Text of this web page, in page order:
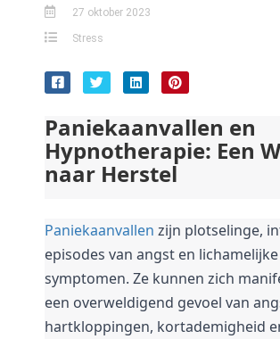
27 oktober 2023
Stress
Paniekaanvallen en
Hypnotherapie: Een
naar Herstel
Paniekaanvallen zijn plotselinge,
episodes van angst en lichamelijke
symptomen. Ze kunnen zich
een overweldigend gevoel van
hartkloppingen, kortademigheid
over